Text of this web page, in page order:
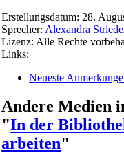
Erstellungsdatum: 28.
Sprecher: Alexandra
Lizenz: Alle Rechte
Links:
Neueste
Andere Medien
"In der
arbeiten"